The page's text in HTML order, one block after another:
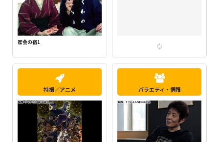
密会の宿2
特撮／アニメ バラエティ・情報